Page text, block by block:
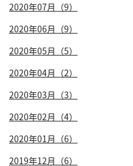
2020年07月（9）
2020年06月（9）
2020年05月（5）
2020年04月（2）
2020年03月（3）
2020年02月（4）
2020年01月（6）
2019年12月（6）